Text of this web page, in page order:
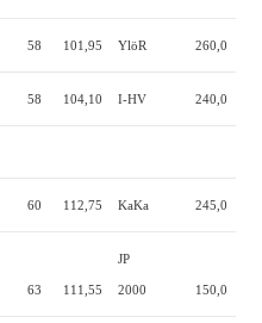
58 101,95 YlöR 260,0
58 104,10 I-HV 240,0
60 112,75 KaKa 245,0
63 111,55
JP
2000 150,0